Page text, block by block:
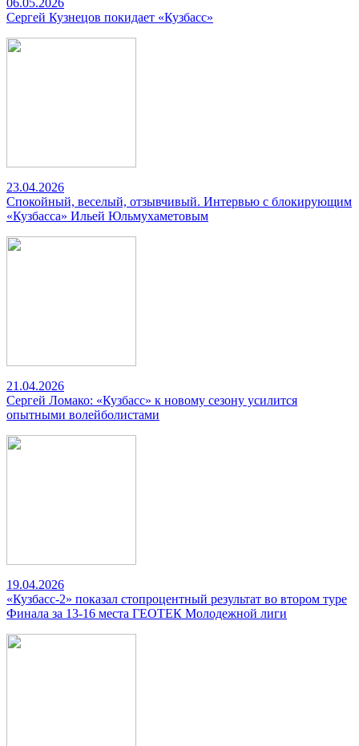
06.05.2026
Сергей Кузнецов покидает «Кузбасс»
23.04.2026
Спокойный, веселый, отзывчивый. Интервью с блокирующим
«Кузбасса» Ильей Юльмухаметовым
21.04.2026
Сергей Ломако: «Кузбасс» к новому сезону усилится
опытными волейболистами
19.04.2026
«Кузбасс-2» показал стопроцентный результат во втором туре
Финала за 13-16 места ГЕОТЕК Молодежной лиги